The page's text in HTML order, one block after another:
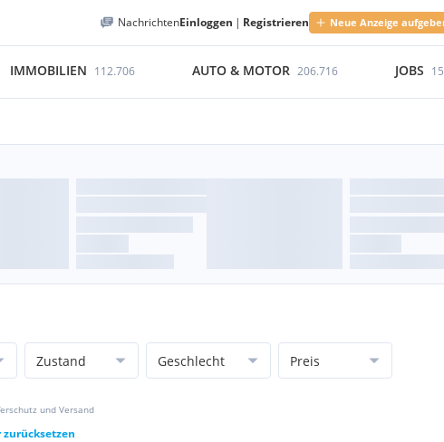
NachrichtenEinloggen | Registrieren Neue Anzeige
IMMOBILIEN 112.706 AUTO & MOTOR 206.716 JOBS
Zustand Geschlecht Preis
und Versand
zurücksetzen